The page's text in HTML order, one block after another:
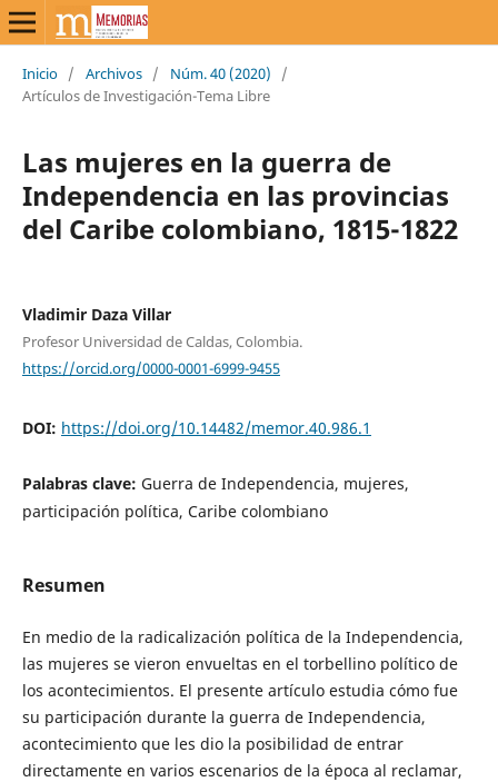
Inicio / Archivos / Núm. 40 (2020)
/
Artículos de Investigación-Tema Libre
Las mujeres en la guerra de
Independencia en las provincias
del Caribe colombiano, 1815-1822
Vladimir Daza Villar
Profesor Universidad de Caldas, Colombia.
https://orcid.org/0000-0001-6999-9455
DOI: https://doi.org/10.14482/memor.40.986.1
Palabras clave: Guerra de Independencia, mujeres,
participación política, Caribe colombiano
Resumen
En medio de la radicalización política de la Independencia,
las mujeres se vieron envueltas en el torbellino político de
los acontecimientos. El presente artículo estudia cómo fue
su participación durante la guerra de Independencia,
acontecimiento que les dio la posibilidad de entrar
directamente en varios escenarios de la época al reclamar,